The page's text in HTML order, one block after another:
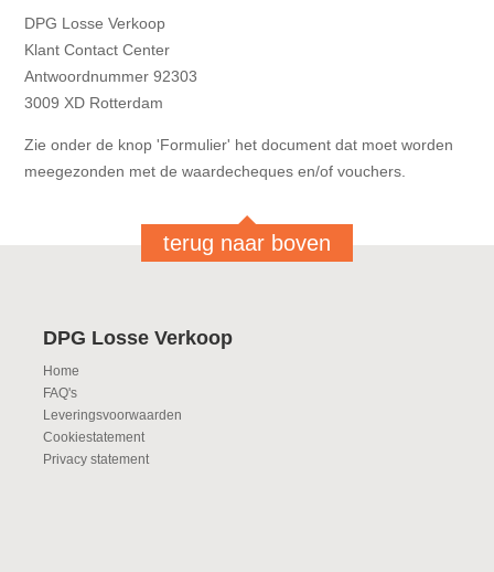
DPG Losse Verkoop
Klant Contact Center
Antwoordnummer 92303
3009 XD Rotterdam
Zie onder de knop 'Formulier' het document dat moet worden
meegezonden met de waardecheques en/of vouchers.
terug naar boven
DPG Losse Verkoop
Home
FAQ's
Leveringsvoorwaarden
Cookiestatement
Privacy statement